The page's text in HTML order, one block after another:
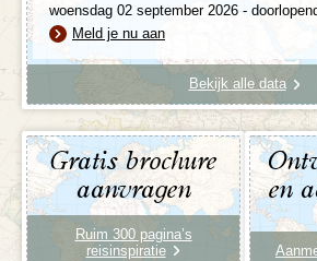
woensdag 02 september 2026 -
Meld je nu aan
Bekijk alle data
Gratis brochure
aanvragen
Ruim 300 pagina’s
reisinspiratie
en